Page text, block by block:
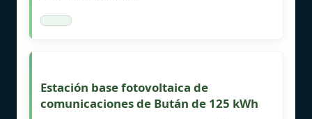
Estación base fotovoltaica de
comunicaciones de Bután de 125 kWh